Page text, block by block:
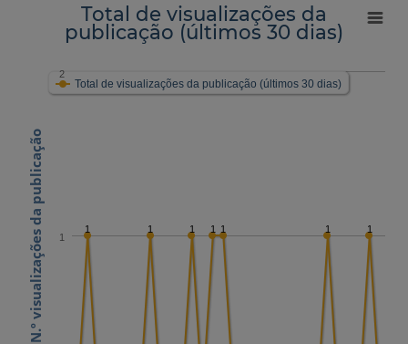
N.º visualizações da publicação
Total de visualizações da
publicação (últimos 30 dias)
1 1 1 1 1 1 1
Total de visualizações da publicação (últimos 30 dias)
1
2